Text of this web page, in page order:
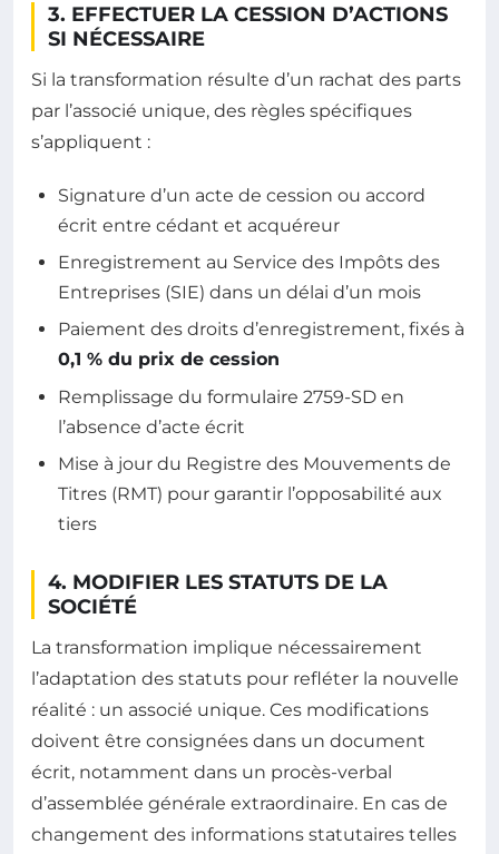
3. EFFECTUER LA CESSION D’ACTIONS
SI NÉCESSAIRE
Si la transformation résulte d’un rachat des parts
par l’associé unique, des règles spécifiques
s’appliquent :
Signature d’un acte de cession ou accord
écrit entre cédant et acquéreur
Enregistrement au Service des Impôts des
Entreprises (SIE) dans un délai d’un mois
Paiement des droits d’enregistrement, fixés à
0,1 % du prix de cession
Remplissage du formulaire 2759-SD en
l’absence d’acte écrit
Mise à jour du Registre des Mouvements de
Titres (RMT) pour garantir l’opposabilité aux
tiers
4. MODIFIER LES STATUTS DE LA
SOCIÉTÉ
La transformation implique nécessairement
l’adaptation des statuts pour refléter la nouvelle
réalité : un associé unique. Ces modifications
doivent être consignées dans un document
écrit, notamment dans un procès-verbal
d’assemblée générale extraordinaire. En cas de
changement des informations statutaires telles